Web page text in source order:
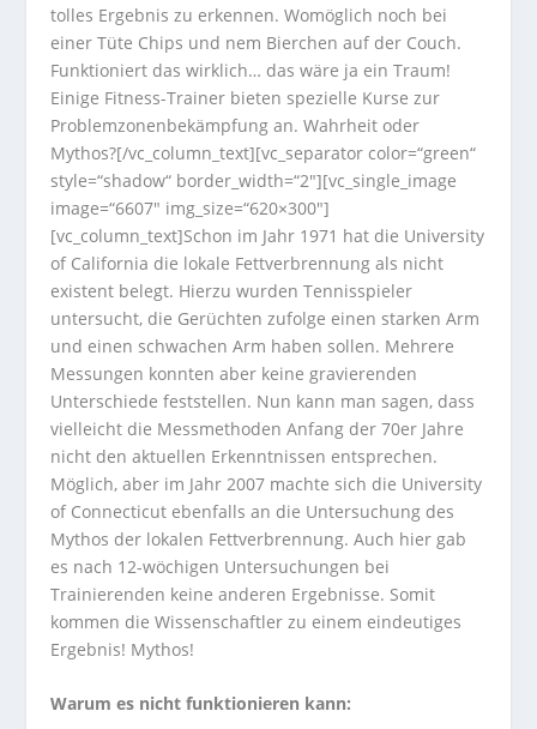
tolles Ergebnis zu erkennen. Womöglich noch bei
einer Tüte Chips und nem Bierchen auf der Couch.
Funktioniert das wirklich… das wäre ja ein Traum!
Einige Fitness-Trainer bieten spezielle Kurse zur
Problemzonenbekämpfung an. Wahrheit oder
Mythos?[/vc_column_text][vc_separator color=“green“
style=“shadow“ border_width=“2″][vc_single_image
image=“6607″ img_size=“620×300″]
[vc_column_text]Schon im Jahr 1971 hat die University
of California die lokale Fettverbrennung als nicht
existent belegt. Hierzu wurden Tennisspieler
untersucht, die Gerüchten zufolge einen starken Arm
und einen schwachen Arm haben sollen. Mehrere
Messungen konnten aber keine gravierenden
Unterschiede feststellen. Nun kann man sagen, dass
vielleicht die Messmethoden Anfang der 70er Jahre
nicht den aktuellen Erkenntnissen entsprechen.
Möglich, aber im Jahr 2007 machte sich die University
of Connecticut ebenfalls an die Untersuchung des
Mythos der lokalen Fettverbrennung. Auch hier gab
es nach 12-wöchigen Untersuchungen bei
Trainierenden keine anderen Ergebnisse. Somit
kommen die Wissenschaftler zu einem eindeutiges
Ergebnis! Mythos!
Warum es nicht funktionieren kann: